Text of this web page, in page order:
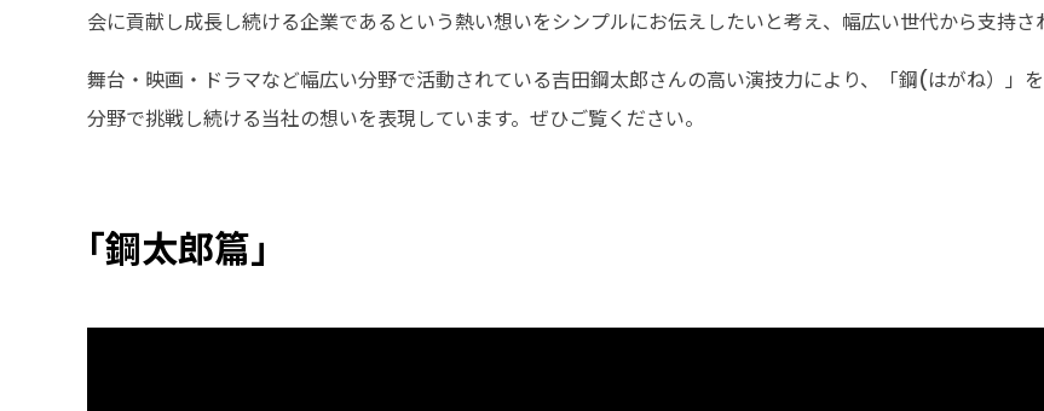
会に貢献し成長し続ける企業であるという熱い想いをシンプルにお伝えしたいと考え、幅広い世代から支持
舞台・映画・ドラマなど幅広い分野で活動されている吉田鋼太郎さんの高い演技力により、「鋼(はがね）」
分野で挑戦し続ける当社の想いを表現しています。ぜひご覧ください。
「鋼太郎篇」